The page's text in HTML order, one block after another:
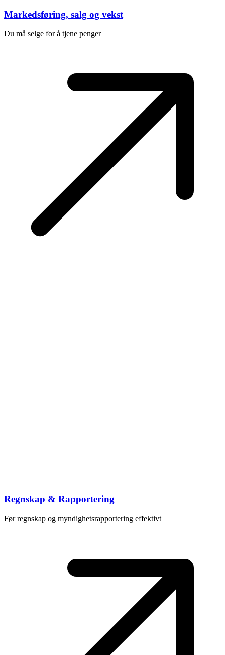
Markedsføring, salg og vekst
Du må selge for å tjene penger
Regnskap & Rapportering
Før regnskap og myndighetsrapportering effektivt